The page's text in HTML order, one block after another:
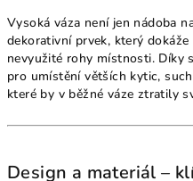
Vysoká váza není jen nádoba
dekorativní prvek, který
nevyužité rohy místnosti. Díky
pro umístění větších kytic,
které by v běžné váze ztratily
Design a materiál –